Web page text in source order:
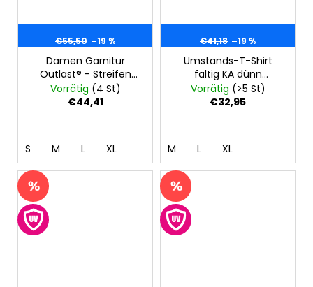
€55,50 –19 %
Damen Garnitur
Outlast® - Streifen
weissgrau
meliert/grau meliert
Vorrätig (4 St)
€44,41
S M L XL
€41,18 –19 %
Umstands-T-Shirt
faltig KA dünn
Outlast® -
erdbeerfarbig
Vorrätig (>5 St)
€32,95
M L XL